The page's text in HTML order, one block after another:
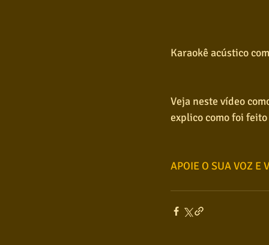
Karaokê acústico
Veja neste vídeo
explico como foi
APOIE O SUA VOZ E